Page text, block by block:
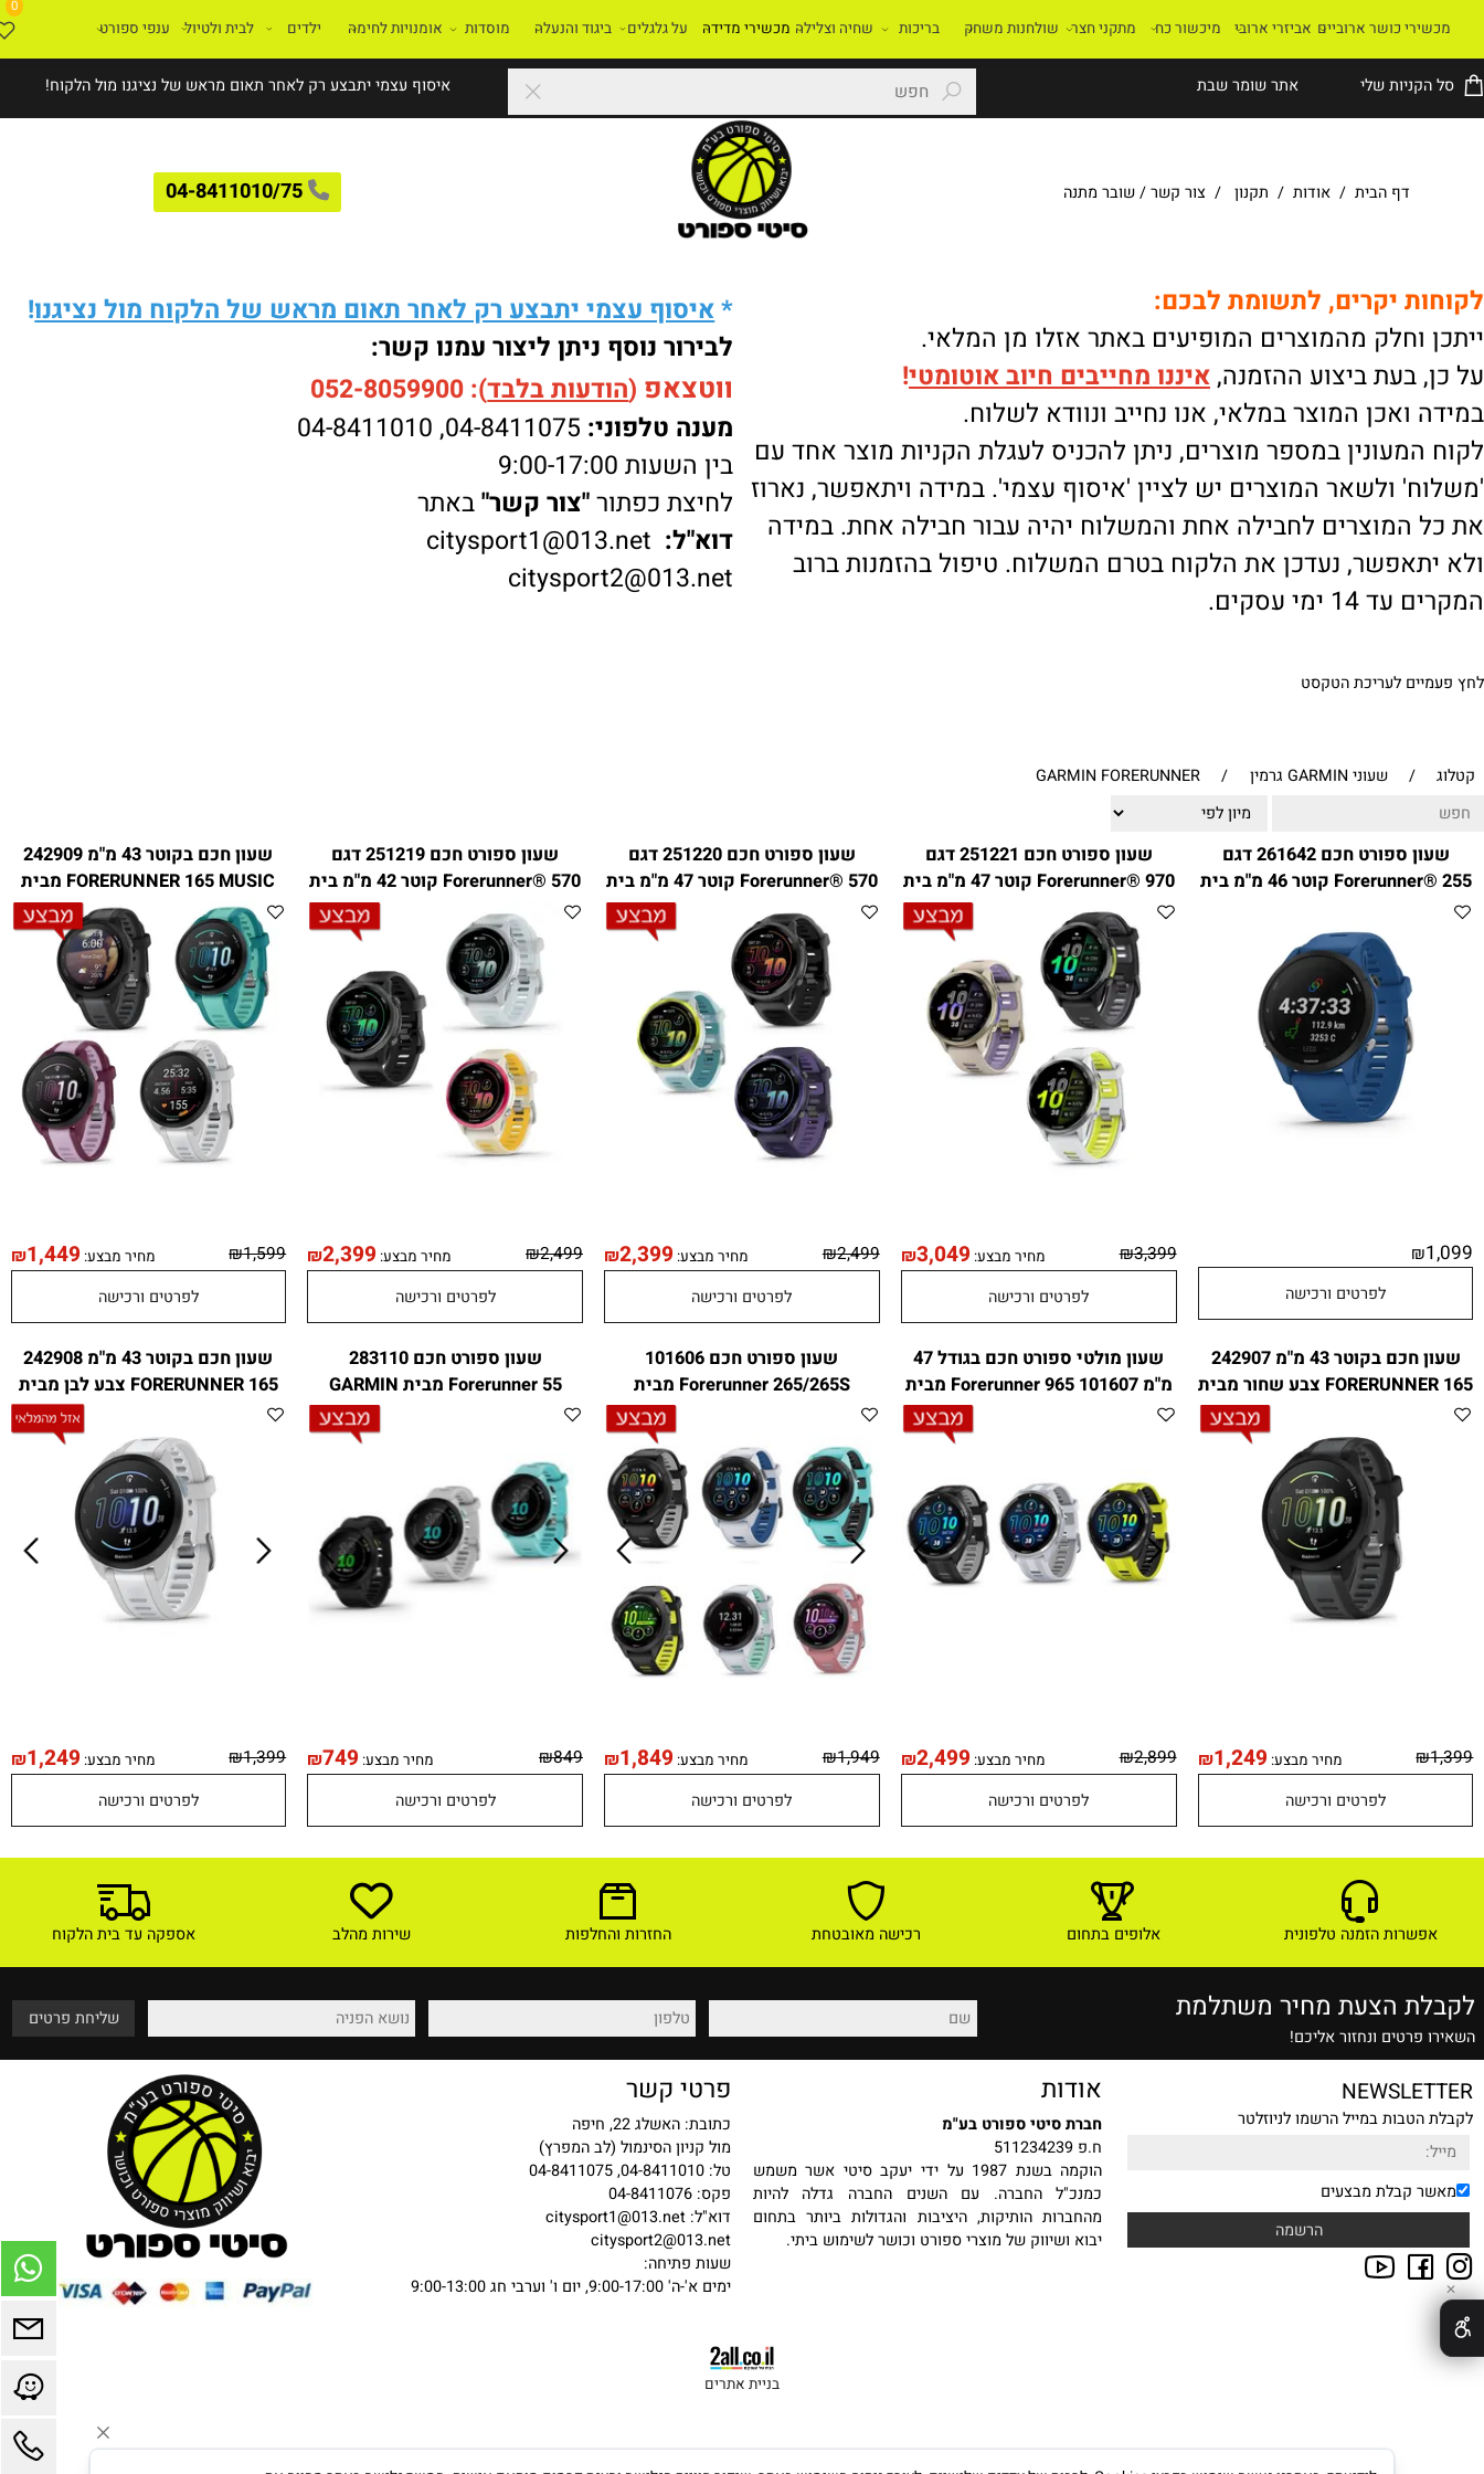
שלי אתר שומר שבת איסוף עצמי יתבצע רק לאחר תאום מראש של נציגנו מול הלקוח!
דף הבית/אודות /תקנון /צור קשר/ שובר מתנה 04-8411010/75
0
כושר ארוביים אביזרי ארובי מיכשור כח מתקני חצר שולחנות משחק בריכות שחיה וצלילה מכשירי מדידה על גלגלים ביגוד והנעלה מוסדות אומנויות לחימה ילדים לבית ולטיול ענפי ספורט
יקרים, לתשומת לבכם:
וחלק מהמוצרים המופיעים באתר אזלו מן המלאי.
בעת ביצוע ההזמנה,איננומחייבים חיוב אוטומטי!
המוצר במלאי, אנו נחייב ונוודא לשלוח.
במספר מוצרים, ניתן להכניס לעגלת הקניות מוצר אחד עם
ולשאר המוצרים יש לציין 'איסוף עצמי'. במידה ויתאפשר, נארוז
לחבילה אחת והמשלוח יהיה עבור חבילה אחת. במידה
נעדכן את הלקוח בטרם המשלוח. טיפול בהזמנות ברוב
עסקים.
איסוף עצמי יתבצע רק לאחר תאום מראש של הלקוח מול נציגנו!
לבירור נוסף ניתן ליצור עמנו קשר:
ווטצאפ (הודעות בלבד):
052-8059900
מענה טלפוני:04-8411075
,
04-8411010
בין השעות 9:00-17:00
לחיצת כפתור "צור קשר"באתר
דוא"ל:citysport1@013.net
citysport2@013.net
/ שעוני GARMIN גרמין GARMIN FORERUNNER
שעון ספורט חכם 261642 דגם
GARMIN
לפרטים ורכישה
שעון ספורט חכם 251221 דגם
Forerunner® 970 קוטר 47 מ"מ בית
GARMIN
מחיר מבצע:3,049
לפרטים ורכישה
שעון ספורט חכם 251220 דגם
Forerunner® 570 קוטר 47 מ"מ בית
GARMIN
מחיר מבצע:2,399
לפרטים ורכישה
שעון ספורט חכם 251219 דגם
Forerunner® 570 קוטר 42 מ"מ בית
GARMIN
מחיר מבצע:
לפרטים ורכישה
שעון חכם בקוטר 43 מ"מ 242909
FORERUNNER 165 MUSIC מבית
GARMIN
מחיר מבצע:
לפרטים ורכישה
שעון חכם בקוטר 43 מ"מ 242907
FORERUNNER 165 צבע שחור מבית
GARMIN
מחיר מבצע: ₪1,249
לפרטים ורכישה
שעון מולטי ספורט חכם בגודל 47
מ"מ 101607 Forerunner 965 מבית
₪ 2,899 מחיר מבצע: ₪2,499
לפרטים ורכישה
שעון ספורט חכם 101606
Forerunner 265/265S מבית
GARMIN
₪1,949 מחיר מבצע: ₪1,849
שעון ספורט חכם 283110
₪849 מחיר מבצע: ₪749
שעון חכם בקוטר 43 מ"מ 242908
FORERUNNER 165 צבע לבן מבית
GARMIN
₪1,399 מחיר מבצע: ₪1,249
הזמנה טלפונית אלופים בתחום רכישה מאובטחת החזרות והחלפות שירות מהלב אספקה עד בית הלקוח
הצעת מחיר משתלמת
ונחזור אליכם!
במייל הרשמו לניוזלטר
קבלת מבצעים
אודות
חברת סיטי ספורט בע"מ
פרטי קשר
כתובת: האשלג 22, חיפה
מול קניון הסינמול (לב המפרץ)
פקס: 04-8411076
שעות פתיחה:
ימים א'-ה' 9:00-17:00, יום ו' וערבי חג 9:00-13:00